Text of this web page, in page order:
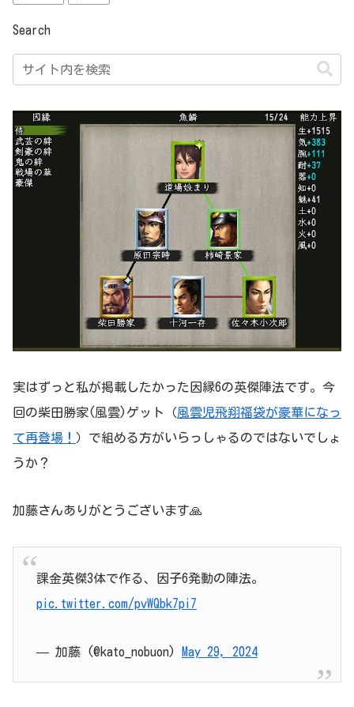
Search
実はずっと私が掲載したかった因縁6の英傑陣法です。今
回の柴田勝家(風雲)ゲット（風雲児飛翔福袋が豪華になっ
て再登場！ ）で組める方がいらっしゃるのではないでしょ
うか？
加藤さんありがとうございます🙏
課金英傑3体で作る、因子6発動の陣法。
pic.twitter.com/pvWQbk7pi7
— 加藤 (@kato_nobuon) May 29, 2024